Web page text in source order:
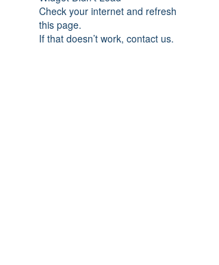
Check your internet and refresh
this page.
If that doesn’t work, contact us.